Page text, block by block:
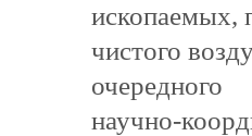
ископаемых,
чистого
очередного
научно-